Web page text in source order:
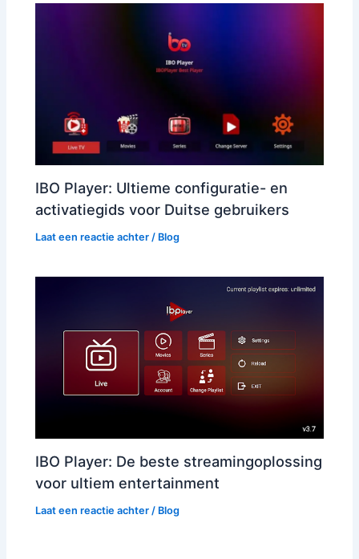
IBO Player: Ultieme configuratie- en
activatiegids voor Duitse gebruikers
Laat een reactie achter / Blog
IBO Player: De beste streamingoplossing
voor ultiem entertainment
Laat een reactie achter / Blog